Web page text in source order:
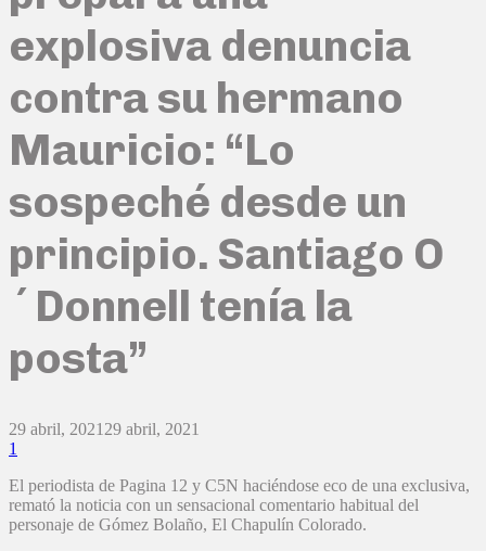
explosiva denuncia
contra su hermano
Mauricio: “Lo
sospeché desde un
principio. Santiago O
´Donnell tenía la
posta”
29 abril, 2021 29 abril, 2021
1
El periodista de Pagina 12 y C5N haciéndose eco de una exclusiva,
remató la noticia con un sensacional comentario habitual del
personaje de Gómez Bolaño, El Chapulín Colorado.